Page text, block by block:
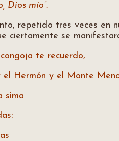
Dios mío”.
repetido tres veces en
ciertamente se
te recuerdo,
Hermón y el Monte
sima